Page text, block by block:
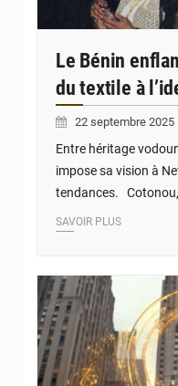
Le Bénin
du textile à
22 septembre 2025
Entre héritage
impose sa vision à
tendances.
SAVOIR PLUS